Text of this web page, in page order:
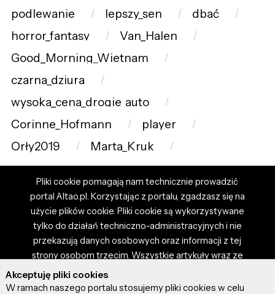
podlewanie
lepszy_sen
dbać
horror_fantasy
Van_Halen
Good_Morning_Wietnam
czarna_dziura
wysoka_cena_drogie_auto
Corinne_Hofmann
player
Orły2019
Marta_Kruk
Pliki cookie pomagają nam technicznie prowadzić
portal Altao.pl. Korzystając z portalu, zgadzasz się na
użycie plików cookie. Pliki cookie są wykorzystywane
tylko do działań techniczno-administracyjnych i nie
przekazują danych osobowych oraz informacji z tej
strony osobom trzecim. Wszystkie artykuły wraz ze
zdjęciami i materiałami dostępnymi na portalu są
własnością użytkowników. Administrator i właściciel
Akceptuję pliki cookies
W ramach naszego portalu stosujemy pliki cookies w celu